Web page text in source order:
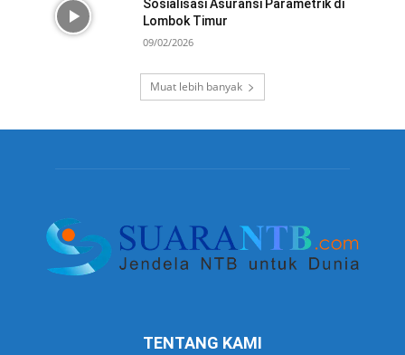
Sosialisasi Asuransi Parametrik di
Lombok Timur
09/02/2026
Muat lebih banyak
TENTANG KAMI